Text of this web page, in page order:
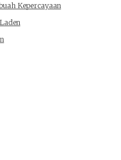
Kepercayaan